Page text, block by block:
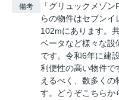
備考
「グリュックメゾ
らの物件はセブン
102mにあります。
ベータなど様々な設
です。令和6年に建
利便性の高い物件で
えるべく、数多くの
す。どうぞこちらか